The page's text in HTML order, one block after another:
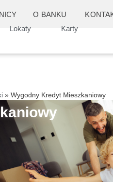
O BANKU
Lokaty Karty
» Wygodny Kredyt Mieszkaniowy